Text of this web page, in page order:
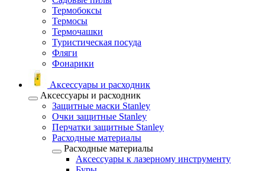
Термобоксы
Термосы
Термочашки
Туристическая посуда
Фляги
Фонарики
Аксессуары и расходник
Аксессуары и расходник
Защитные маски Stanley
Очки защитные Stanley
Перчатки защитные Stanley
Расходные материалы
Расходные материалы
Аксессуары к лазерному инструменту